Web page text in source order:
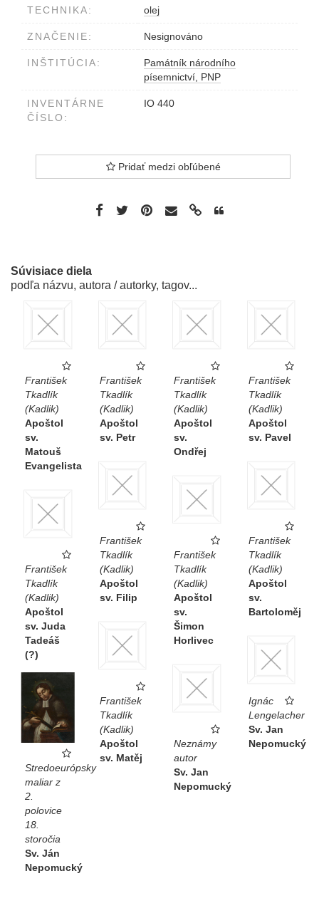
TECHNIKA: olej
ZNAČENIE: Nesignováno
INŠTITÚCIA:
Památník národního
písemnictví, PNP
INVENTÁRNE
ČÍSLO:
IO 440
Pridať medzi obľúbené
Súvisiace diela
podľa názvu, autora / autorky, tagov...
František
Tkadlík
(Kadlik)
Apoštol
sv.
Matouš
Evangelista
František
Tkadlík
(Kadlik)
Apoštol
sv. Petr
František
Tkadlík
(Kadlik)
Apoštol
sv.
Ondřej
František
Tkadlík
(Kadlik)
Apoštol
sv. Pavel
František
Tkadlík
(Kadlik)
Apoštol
sv. Filip
František
Tkadlík
(Kadlik)
Apoštol
sv.
Bartoloměj
František
Tkadlík
(Kadlik)
Apoštol
sv.
Šimon
Horlivec
František
Tkadlík
(Kadlik)
Apoštol
sv. Juda
Tadeáš
(?)
František
Tkadlík
(Kadlik)
Apoštol
sv. Matěj
Ignác
Lengelacher
Sv. Jan
Nepomucký
Neznámy
autor
Sv. Jan
Nepomucký
Stredoeurópsky
maliar z
2.
polovice
18.
storočia
Sv. Ján
Nepomucký